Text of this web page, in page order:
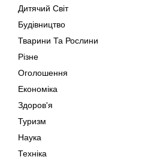
Дитячий Світ
Будівництво
Тварини Та Рослини
Різне
Оголошення
Економіка
Здоров'я
Туризм
Наука
Техніка